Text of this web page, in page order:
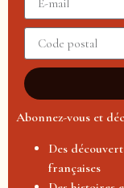
Abonnez-vous et
Des
françaises